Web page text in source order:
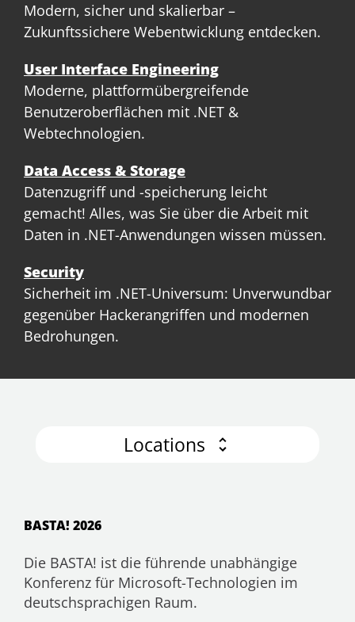
Modern, sicher und skalierbar –
Zukunftssichere Webentwicklung entdecken.
User Interface Engineering
Moderne, plattformübergreifende
Benutzeroberflächen mit .NET &
Webtechnologien.
Data Access & Storage
Datenzugriff und -speicherung leicht
gemacht! Alles, was Sie über die Arbeit mit
Daten in .NET-Anwendungen wissen müssen.
Security
Sicherheit im .NET-Universum: Unverwundbar
gegenüber Hackerangriffen und modernen
Bedrohungen.
Locations
BASTA! 2026
Die BASTA! ist die führende unabhängige
Konferenz für Microsoft-Technologien im
deutschsprachigen Raum.